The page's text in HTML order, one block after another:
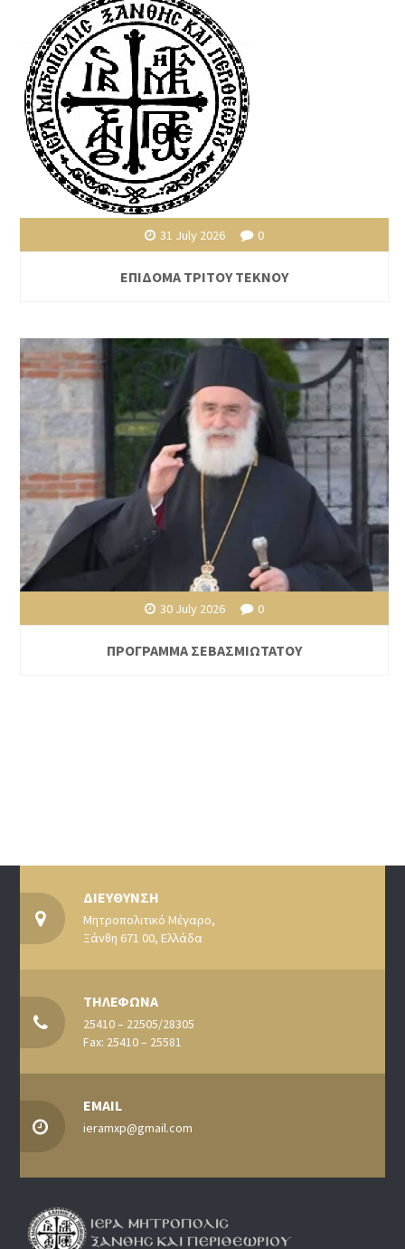
31 July 2026 0
ΕΠΙΔΟΜΑ ΤΡΙΤΟΥ ΤΕΚΝΟΥ
30 July 2026 0
ΠΡΟΓΡΑΜΜΑ ΣΕΒΑΣΜΙΩΤΑΤΟΥ
ΔΙΕΥΘΥΝΣΗ
Μητροπολιτικό Μέγαρο,
Ξάνθη 671 00, Ελλάδα
ΤΗΛΕΦΩΝΑ
25410 – 22505/28305
Fax: 25410 – 25581
EMAIL
ieramxp@gmail.com